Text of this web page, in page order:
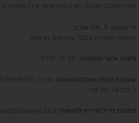
חנות ואולם תצוגה, חניה חופשית! עידו ספורט ב-Waze
גליקסברג 6,
תל-אביב
(איסוף מוצרים בלבד, בתיאום מראש)
מענה אישי ומקצועי
שעות החנות ואולם התצוגה : א'-ה': 09:00-18:00
ו': 09:30-14:00
כתובת מייל שירות לקוחות